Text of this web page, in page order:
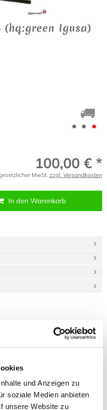
und Anzeigen zu
soziale Medien anbieten
unsere Website zu
Igusa)
100,00 € *
MwSt. zzgl. Versandkosten
In den Warenkorb
Beri: 1_4"
cm